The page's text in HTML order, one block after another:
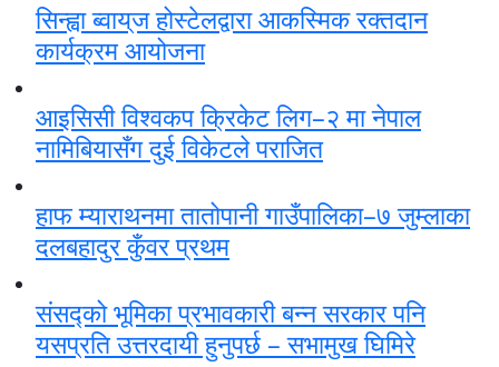
सिन्ह्वा ब्वाय्‌ज होस्टेलद्वारा आकस्मिक रक्तदान
कार्यक्रम आयोजना
आइसिसी विश्वकप क्रिकेट लिग–२ मा नेपाल
नामिबियासँग दुई विकेटले पराजित
हाफ म्याराथनमा तातोपानी गाउँपालिका–७ जुम्लाका
दलबहादुर कुँवर प्रथम
संसद्को भूमिका प्रभावकारी बन्न सरकार पनि
यसप्रति उत्तरदायी हुनुपर्छ – सभामुख घिमिरे